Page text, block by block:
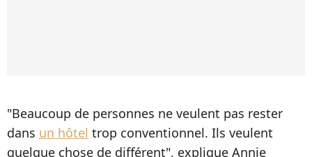
"Beaucoup de personnes ne veulent pas rester
dans un hôtel trop conventionnel. Ils veulent
quelque chose de différent", explique Annie